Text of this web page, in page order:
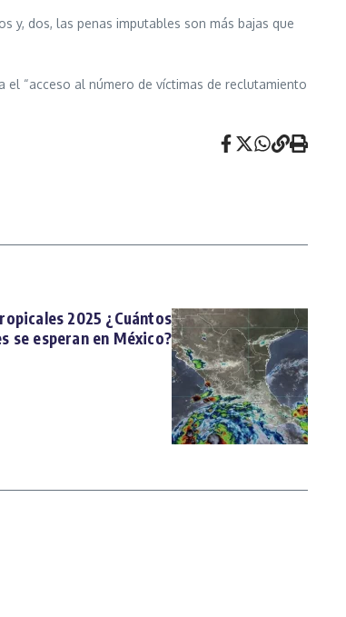
y, dos, las penas imputables son más bajas que
“acceso al número de víctimas de reclutamiento
2025 ¿Cuántos
se esperan en México?